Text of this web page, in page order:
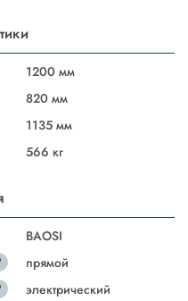
1200 мм
820 мм
1135 мм
566 кг
BAOSI
прямой
электрический